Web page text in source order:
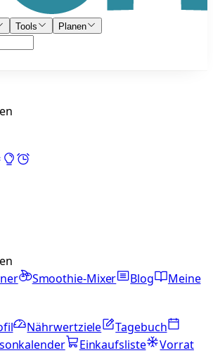
Tools Planen
Smoothie-Mixer Blog
Meine
Nährwertziele
Tagebuch
Einkaufsliste
Vorrat